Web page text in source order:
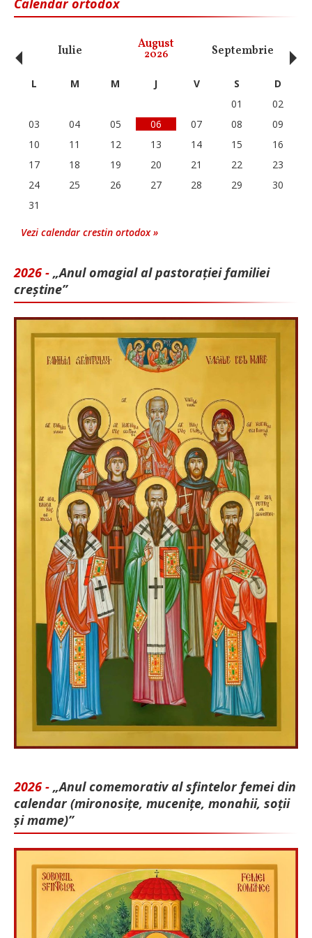
Iulie August
2026 Septembrie
‹ L M M J V S
D
01
02
03
04 05 06 07 08
09
10
11 12 13 14 15
16
17
18 19 20 21 22
23
24
25 26 27 28 29
30
31
Vezi calendar crestin ortodox »
2026 - „Anul omagial al pastorației familiei
creștine”
2026 - „Anul comemorativ al sfintelor femei din
calendar (mironosițe, mu­cenițe, monahii, soții
și mame)”